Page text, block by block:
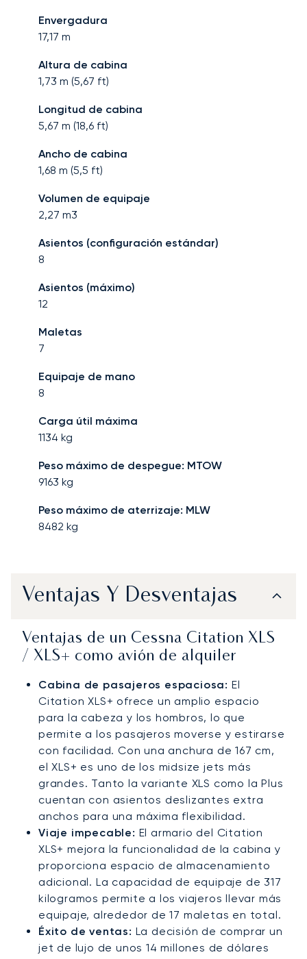
Envergadura
17,17 m
Altura de cabina
1,73 m (5,67 ft)
Longitud de cabina
5,67 m (18,6 ft)
Ancho de cabina
1,68 m (5,5 ft)
Volumen de equipaje
2,27 m3
Asientos (configuración estándar)
8
Asientos (máximo)
12
Maletas
7
Equipaje de mano
8
Carga útil máxima
1134 kg
Peso máximo de despegue: MTOW
9163 kg
Peso máximo de aterrizaje: MLW
8482 kg
Ventajas Y Desventajas
Ventajas de un Cessna Citation XLS
/ XLS+ como avión de alquiler
Cabina de pasajeros espaciosa: El
Citation XLS+ ofrece un amplio espacio
para la cabeza y los hombros, lo que
permite a los pasajeros moverse y estirarse
con facilidad. Con una anchura de 167 cm,
el XLS+ es uno de los midsize jets más
grandes. Tanto la variante XLS como la Plus
cuentan con asientos deslizantes extra
anchos para una máxima flexibilidad.
Viaje impecable: El armario del Citation
XLS+ mejora la funcionalidad de la cabina y
proporciona espacio de almacenamiento
adicional. La capacidad de equipaje de 317
kilogramos permite a los viajeros llevar más
equipaje, alrededor de 17 maletas en total.
Éxito de ventas: La decisión de comprar un
jet de lujo de unos 14 millones de dólares